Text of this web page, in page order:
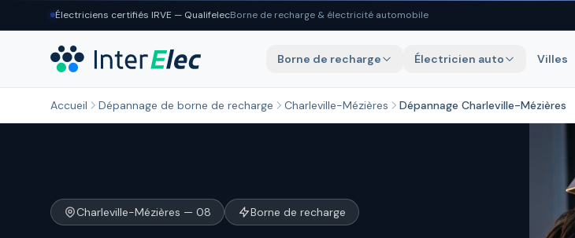
Aller au contenu principal
Électriciens certifiés IRVE — QualifelecBorne de recharge & électricité automobile
Borne de recharge Électricien auto Villes
Accueil Dépannage de borne de recharge Charleville-Mézières Dépannage Charleville-Mézières
Charleville-Mézières — 08 Borne de recharge